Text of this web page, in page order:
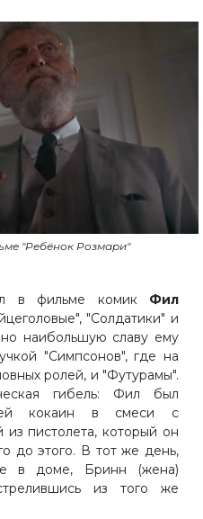
"Ребёнок Розмари"
в фильме комик Фил
"Солдатики" и
наибольшую славу ему
"Симпсонов", где на
ролей, и "Футурамы".
гибель: Фил был
кокаин в смеси с
пистолета, который он
до этого. В тот же день,
в доме, Бринн (жена)
из того же